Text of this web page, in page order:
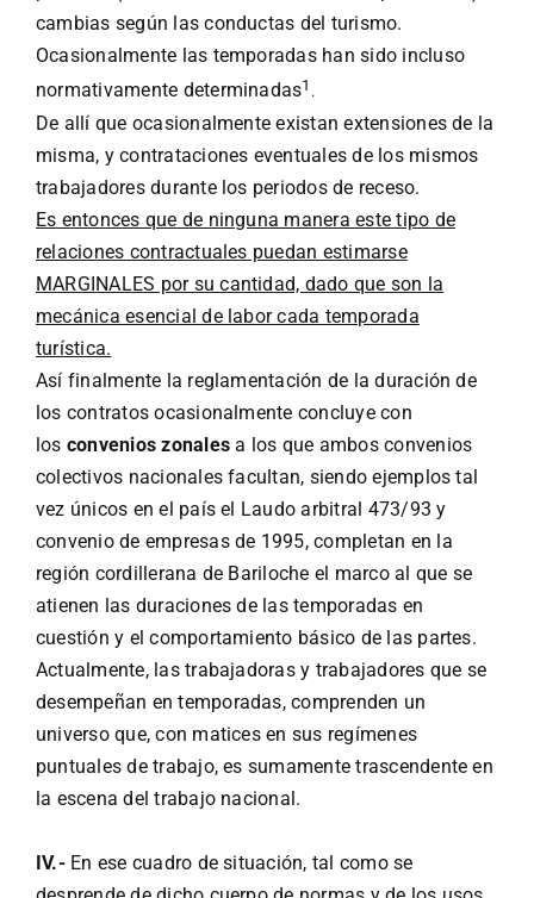
cambias según las conductas del turismo.
Ocasionalmente las temporadas han sido incluso
normativamente determinadas1 .
De allí que ocasionalmente existan extensiones de la
misma, y contrataciones eventuales de los mismos
trabajadores durante los periodos de receso.
Es entonces que de ninguna manera este tipo de
relaciones contractuales puedan estimarse
MARGINALES por su cantidad, dado que son la
mecánica esencial de labor cada temporada
turística.
Así finalmente la reglamentación de la duración de
los contratos ocasionalmente concluye con
los convenios zonales a los que ambos convenios
colectivos nacionales facultan, siendo ejemplos tal
vez únicos en el país el Laudo arbitral 473/93 y
convenio de empresas de 1995, completan en la
región cordillerana de Bariloche el marco al que se
atienen las duraciones de las temporadas en
cuestión y el comportamiento básico de las partes.
Actualmente, las trabajadoras y trabajadores que se
desempeñan en temporadas, comprenden un
universo que, con matices en sus regímenes
puntuales de trabajo, es sumamente trascendente en
la escena del trabajo nacional.
IV.- En ese cuadro de situación, tal como se